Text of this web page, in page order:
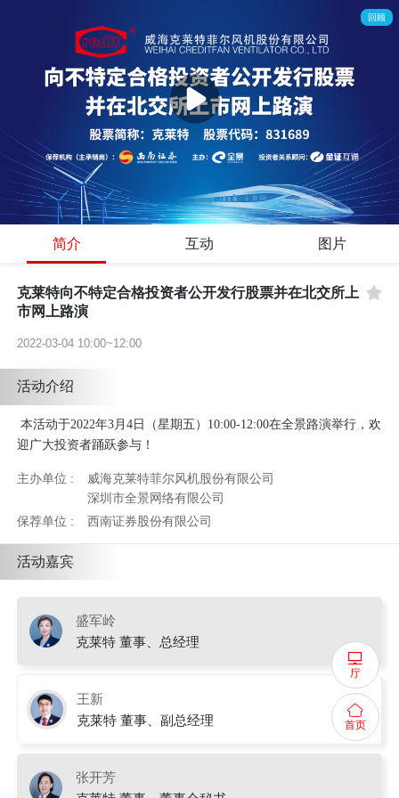
回顾
简介 互动 图片
克莱特向不特定合格投资者公开发行股票并在北交所上
市网上路演
2022-03-04 10:00~12:00
活动介绍
本活动于2022年3月4日（星期五）10:00-12:00在全景路演举行，欢
迎广大投资者踊跃参与！
主办单位 :
威海克莱特菲尔风机股份有限公司
深圳市全景网络有限公司
保荐单位 :
西南证券股份有限公司
活动嘉宾
盛军岭
克莱特 董事、总经理
王新
克莱特 董事、副总经理
张开芳
厅
首页